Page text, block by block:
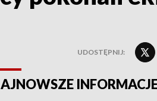
UDOSTĘPNIJ: